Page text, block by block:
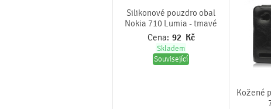
Silikonové pouzdro obal
Nokia 710 Lumia - tmavé
Cena: 92 Kč
Skladem
Související
Kožené